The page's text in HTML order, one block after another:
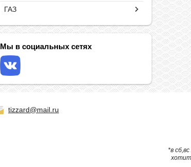
ГАЗ
Мы в социальных сетях
tizzard@mail.ru
*в